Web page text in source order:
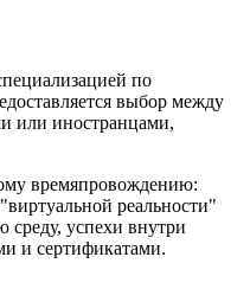
по
выбор между
или иностранцами,
времяпровождению:
реальности"
среду, успехи внутри
и сертификатами.